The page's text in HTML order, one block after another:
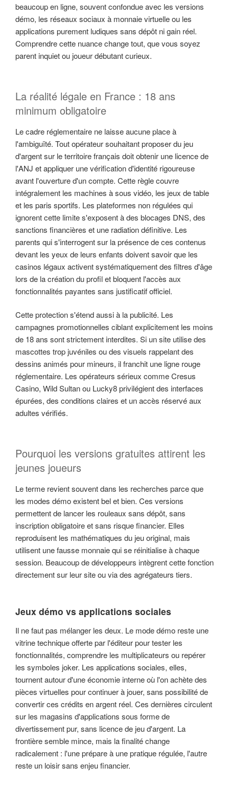
beaucoup en ligne, souvent confondue avec les versions
démo, les réseaux sociaux à monnaie virtuelle ou les
applications purement ludiques sans dépôt ni gain réel.
Comprendre cette nuance change tout, que vous soyez
parent inquiet ou joueur débutant curieux.
La réalité légale en France : 18 ans
minimum obligatoire
Le cadre réglementaire ne laisse aucune place à
l'ambiguïté. Tout opérateur souhaitant proposer du jeu
d'argent sur le territoire français doit obtenir une licence de
l'ANJ et appliquer une vérification d'identité rigoureuse
avant l'ouverture d'un compte. Cette règle couvre
intégralement les machines à sous vidéo, les jeux de table
et les paris sportifs. Les plateformes non régulées qui
ignorent cette limite s'exposent à des blocages DNS, des
sanctions financières et une radiation définitive. Les
parents qui s'interrogent sur la présence de ces contenus
devant les yeux de leurs enfants doivent savoir que les
casinos légaux activent systématiquement des filtres d'âge
lors de la création du profil et bloquent l'accès aux
fonctionnalités payantes sans justificatif officiel.
Cette protection s'étend aussi à la publicité. Les
campagnes promotionnelles ciblant explicitement les moins
de 18 ans sont strictement interdites. Si un site utilise des
mascottes trop juvéniles ou des visuels rappelant des
dessins animés pour mineurs, il franchit une ligne rouge
réglementaire. Les opérateurs sérieux comme Cresus
Casino, Wild Sultan ou Lucky8 privilégient des interfaces
épurées, des conditions claires et un accès réservé aux
adultes vérifiés.
Pourquoi les versions gratuites attirent les
jeunes joueurs
Le terme revient souvent dans les recherches parce que
les modes démo existent bel et bien. Ces versions
permettent de lancer les rouleaux sans dépôt, sans
inscription obligatoire et sans risque financier. Elles
reproduisent les mathématiques du jeu original, mais
utilisent une fausse monnaie qui se réinitialise à chaque
session. Beaucoup de développeurs intègrent cette fonction
directement sur leur site ou via des agrégateurs tiers.
Jeux démo vs applications sociales
Il ne faut pas mélanger les deux. Le mode démo reste une
vitrine technique offerte par l'éditeur pour tester les
fonctionnalités, comprendre les multiplicateurs ou repérer
les symboles joker. Les applications sociales, elles,
tournent autour d'une économie interne où l'on achète des
pièces virtuelles pour continuer à jouer, sans possibilité de
convertir ces crédits en argent réel. Ces dernières circulent
sur les magasins d'applications sous forme de
divertissement pur, sans licence de jeu d'argent. La
frontière semble mince, mais la finalité change
radicalement : l'une prépare à une pratique régulée, l'autre
reste un loisir sans enjeu financier.